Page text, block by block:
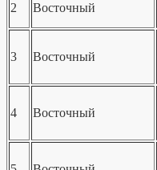
2 Восточный
3 Восточный
4 Восточный